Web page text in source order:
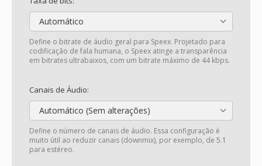
Automático
Define o bitrate de áudio geral para Speex. Projetado para
codificação de fala humana, o Speex atinge a transparência
em bitrates ultrabaixos, com um bitrate máximo de 44 kbps.
Canais de Áudio:
Automático (Sem alterações)
Define o número de canais de áudio. Essa configuração é
muito útil ao reduzir canais (downmix), por exemplo, de 5.1
para estéreo.